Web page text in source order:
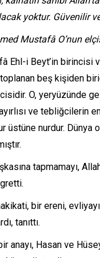
yoktur. Güvenilir
Mustafâ O’nun
Ehl-i Beyt’in birincisi
toplanan beş kişiden
O, yeryüzünde
ve tebliğcilerin
üstüne nurdur. Dünya
tapmamayı,
bir ereni,
tanıttı.
anayı, Hasan ve